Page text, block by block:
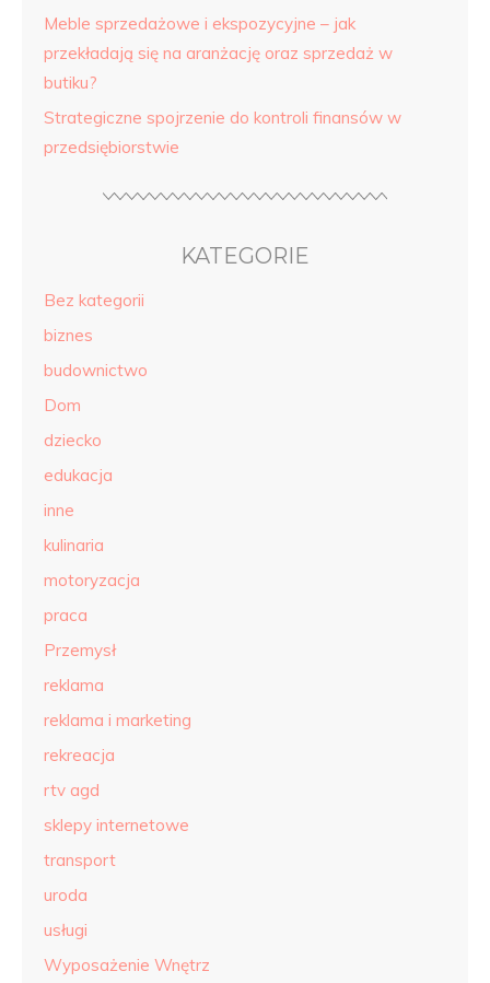
Meble sprzedażowe i ekspozycyjne – jak
przekładają się na aranżację oraz sprzedaż w
butiku?
Strategiczne spojrzenie do kontroli finansów w
przedsiębiorstwie
KATEGORIE
Bez kategorii
biznes
budownictwo
Dom
dziecko
edukacja
inne
kulinaria
motoryzacja
praca
Przemysł
reklama
reklama i marketing
rekreacja
rtv agd
sklepy internetowe
transport
uroda
usługi
Wyposażenie Wnętrz